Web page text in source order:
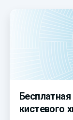
кистевого